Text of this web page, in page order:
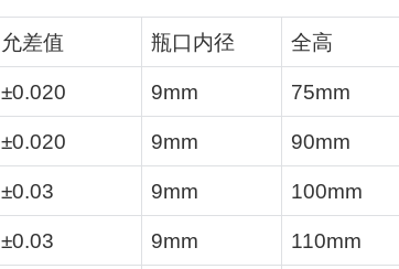
允差值 瓶口内径 全高
±0.020 9mm 75mm
±0.020 9mm 90mm
±0.03 9mm 100mm
±0.03 9mm 110mm